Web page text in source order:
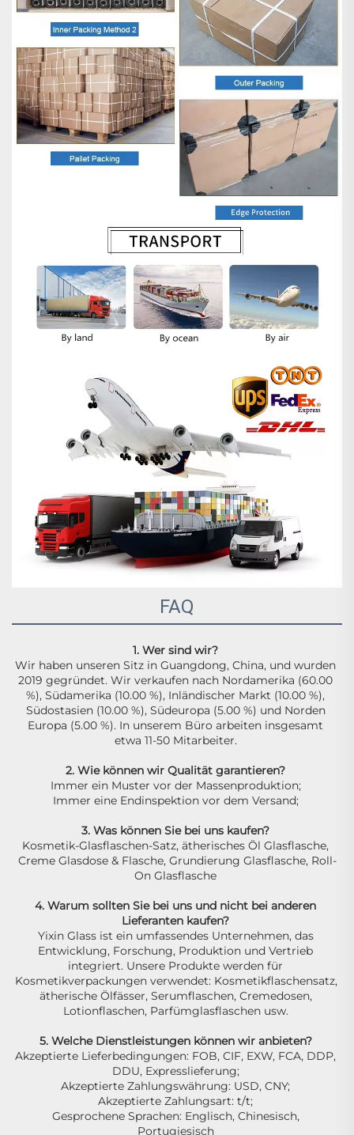
FAQ
1. Wer sind wir?
Wir haben unseren Sitz in Guangdong, China, und wurden
2019 gegründet. Wir verkaufen nach Nordamerika (60.00
%), Südamerika (10.00 %), Inländischer Markt (10.00 %),
Südostasien (10.00 %), Südeuropa (5.00 %) und Norden
Europa (5.00 %). In unserem Büro arbeiten insgesamt
etwa 11-50 Mitarbeiter.
2. Wie können wir Qualität garantieren?
Immer ein Muster vor der Massenproduktion;
Immer eine Endinspektion vor dem Versand;
3. Was können Sie bei uns kaufen?
Kosmetik-Glasflaschen-Satz, ätherisches Öl Glasflasche,
Creme Glasdose & Flasche, Grundierung Glasflasche, Roll-
On Glasflasche
4. Warum sollten Sie bei uns und nicht bei anderen
Lieferanten kaufen?
Yixin Glass ist ein umfassendes Unternehmen, das
Entwicklung, Forschung, Produktion und Vertrieb
integriert. Unsere Produkte werden für
Kosmetikverpackungen verwendet: Kosmetikflaschensatz,
ätherische Ölfässer, Serumflaschen, Cremedosen,
Lotionflaschen, Parfümglasflaschen usw.
5. Welche Dienstleistungen können wir anbieten?
Akzeptierte Lieferbedingungen: FOB, CIF, EXW, FCA, DDP,
DDU, Expresslieferung;
Akzeptierte Zahlungswährung: USD, CNY;
Akzeptierte Zahlungsart: t/t;
Gesprochene Sprachen: Englisch, Chinesisch,
Portugiesisch